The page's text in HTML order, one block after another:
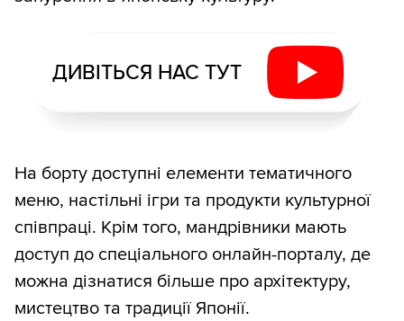
ДИВІТЬСЯ НАС ТУТ
На борту доступні елементи тематичного
меню, настільні ігри та продукти культурної
співпраці. Крім того, мандрівники мають
доступ до спеціального онлайн-порталу, де
можна дізнатися більше про архітектуру,
мистецтво та традиції Японії.